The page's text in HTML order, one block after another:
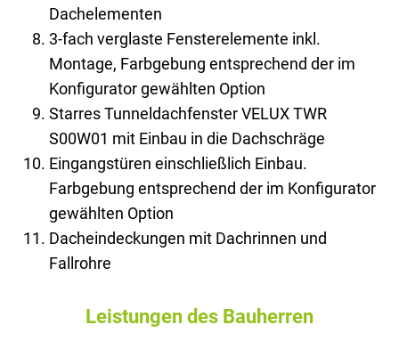
Dachelementen
3-fach verglaste Fensterelemente inkl.
Montage, Farbgebung entsprechend der im
Konfigurator gewählten Option
Starres Tunneldachfenster VELUX TWR
S00W01 mit Einbau in die Dachschräge
Eingangstüren einschließlich Einbau.
Farbgebung entsprechend der im Konfigurator
gewählten Option
Dacheindeckungen mit Dachrinnen und
Fallrohre
Leistungen des Bauherren